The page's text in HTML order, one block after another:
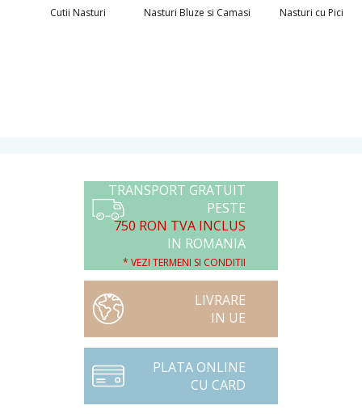
Cutii Nasturi Nasturi Bluze si Camasi Nasturi cu Picior
TRANSPORT GRATUIT
PESTE
750 RON TVA INCLUS
IN ROMANIA
* VEZI TERMENI SI CONDITII
LIVRARE
IN UE
PLATA ONLINE
CU CARD